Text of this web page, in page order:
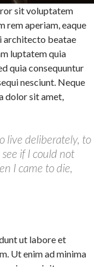
sit voluptatem
rem aperiam, eaque
architecto beatae
luptatem quia
quia consequuntur
nesciunt. Neque
dolor sit amet,
live deliberately, to
if I could not
I came to die,
ut labore et
Ut enim ad minima